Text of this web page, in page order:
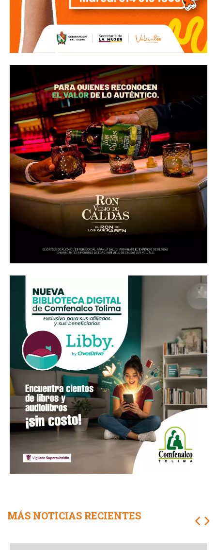
MÁS NOTICIAS RECIENTES